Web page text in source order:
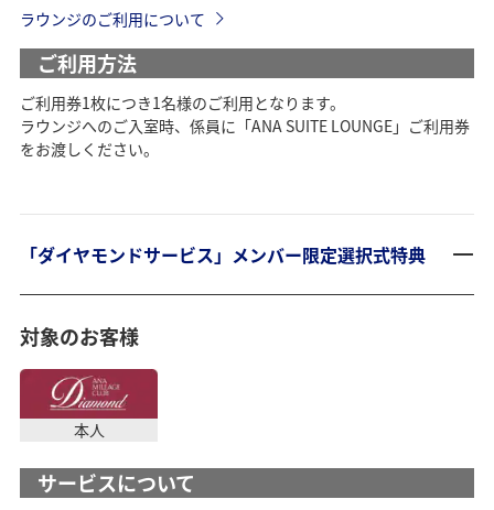
ラウンジのご利用について
ご利用方法
ご利用券1枚につき1名様のご利用となります。
ラウンジへのご入室時、係員に「ANA SUITE LOUNGE」ご利用券
をお渡しください。
「ダイヤモンドサービス」メンバー限定選択式特典
対象のお客様
本人
サービスについて